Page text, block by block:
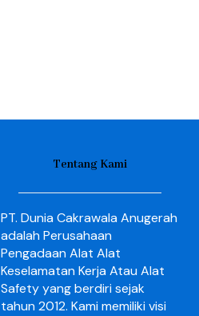
Tentang Kami
PT. Dunia Cakrawala Anugerah
adalah Perusahaan
Pengadaan Alat Alat
Keselamatan Kerja Atau Alat
Safety yang berdiri sejak
tahun 2012. Kami memiliki visi